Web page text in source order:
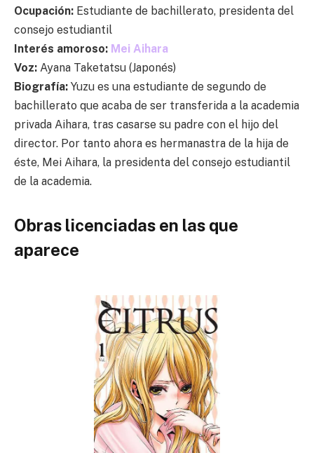
Ocupación: Estudiante de bachillerato, presidenta del
consejo estudiantil
Interés amoroso: Mei Aihara
Voz: Ayana Taketatsu (Japonés)
Biografía: Yuzu es una estudiante de segundo de
bachillerato que acaba de ser transferida a la academia
privada Aihara, tras casarse su padre con el hijo del
director. Por tanto ahora es hermanastra de la hija de
éste, Mei Aihara, la presidenta del consejo estudiantil
de la academia.
Obras licenciadas en las que
aparece